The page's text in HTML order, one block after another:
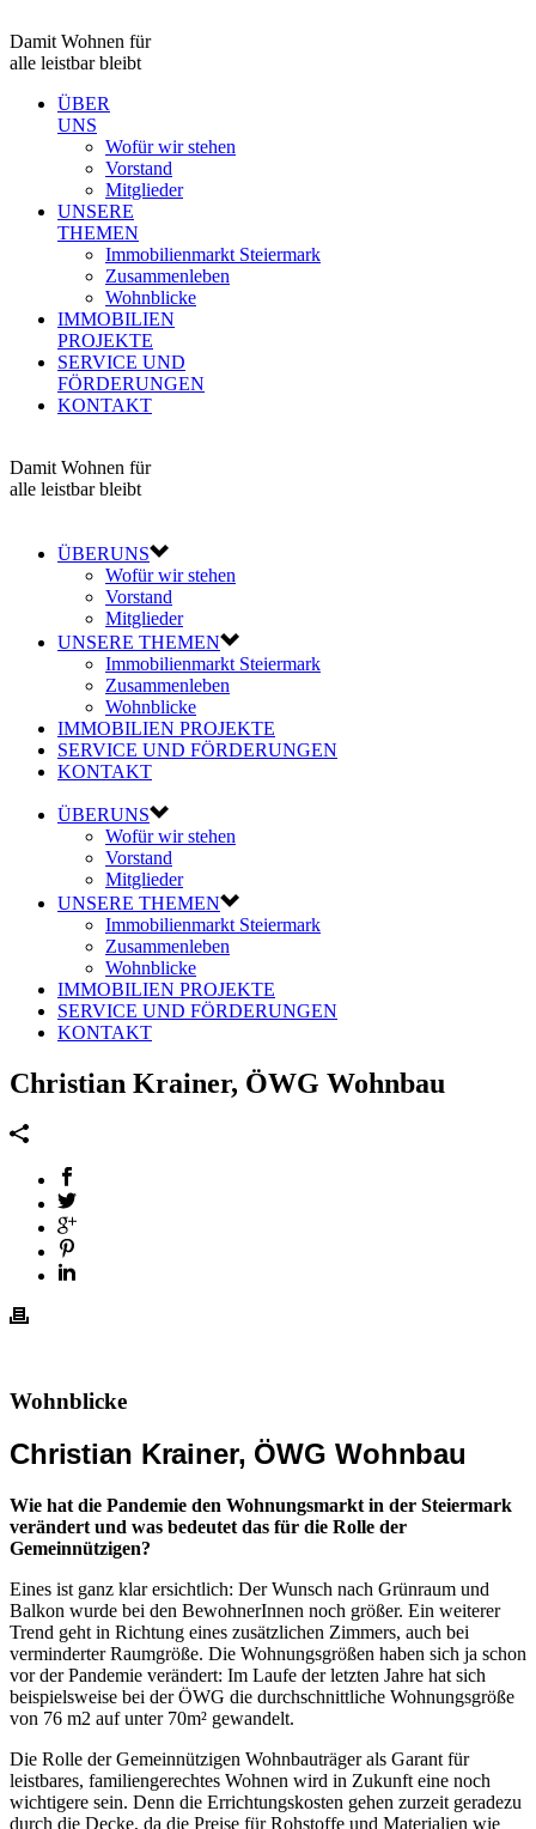
Damit Wohnen für
alle leistbar bleibt
ÜBER
UNS
Wofür wir stehen
Vorstand
Mitglieder
UNSERE
THEMEN
Immobilienmarkt Steiermark
Zusammenleben
Wohnblicke
IMMOBILIEN
PROJEKTE
SERVICE UND
FÖRDERUNGEN
KONTAKT
Damit Wohnen für
alle leistbar bleibt
ÜBERUNS
Wofür wir stehen
Vorstand
Mitglieder
UNSERE THEMEN
Immobilienmarkt Steiermark
Zusammenleben
Wohnblicke
IMMOBILIEN PROJEKTE
SERVICE UND FÖRDERUNGEN
KONTAKT
ÜBERUNS
Wofür wir stehen
Vorstand
Mitglieder
UNSERE THEMEN
Immobilienmarkt Steiermark
Zusammenleben
Wohnblicke
IMMOBILIEN PROJEKTE
SERVICE UND FÖRDERUNGEN
KONTAKT
Christian Krainer, ÖWG Wohnbau
Wohnblicke
Christian Krainer, ÖWG Wohnbau
Wie hat die Pandemie den Wohnungsmarkt in der Steiermark
verändert und was bedeutet das für die Rolle der
Gemeinnützigen?
Eines ist ganz klar ersichtlich: Der Wunsch nach Grünraum und
Balkon wurde bei den BewohnerInnen noch größer. Ein weiterer
Trend geht in Richtung eines zusätzlichen Zimmers, auch bei
verminderter Raumgröße. Die Wohnungsgrößen haben sich ja schon
vor der Pandemie verändert: Im Laufe der letzten Jahre hat sich
beispielsweise bei der ÖWG die durchschnittliche Wohnungsgröße
von 76 m2 auf unter 70m² gewandelt.
Die Rolle der Gemeinnützigen Wohnbauträger als Garant für
leistbares, familiengerechtes Wohnen wird in Zukunft eine noch
wichtigere sein. Denn die Errichtungskosten gehen zurzeit geradezu
durch die Decke, da die Preise für Rohstoffe und Materialien wie